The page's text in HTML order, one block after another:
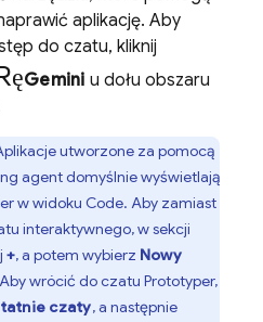
aplikację. Aby
do czatu, kliknij
Gemini u dołu obszaru
utworzone za pomocą
agentdomyślnie wyświetlają
w widoku Code. Aby zamiast
interaktywnego, w sekcji
+, a potem wybierz Nowy
Aby wrócić do czatu Prototyper,
czaty, a następnie